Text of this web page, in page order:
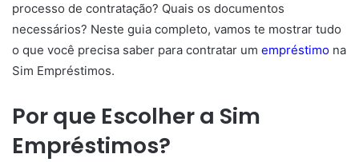
processo de contratação? Quais os documentos
necessários? Neste guia completo, vamos te mostrar tudo
o que você precisa saber para contratar um empréstimo na
Sim Empréstimos.
Por que Escolher a Sim
Empréstimos?